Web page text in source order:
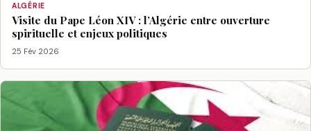
ALGÉRIE
Visite du Pape Léon XIV : l’Algérie entre ouverture
spirituelle et enjeux politiques
25 Fév 2026